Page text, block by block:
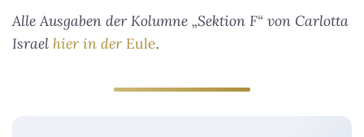
Alle Ausgaben der Kolumne „Sektion F“ von Carlotta
Israel hier in der Eule.